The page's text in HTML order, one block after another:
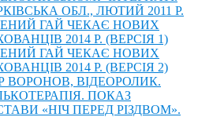
ОБЛ., ЛЮТИЙ 2011 Р.
ГАЙ ЧЕКАЄ НОВИХ
2014 Р. (ВЕРСІЯ 1)
ГАЙ ЧЕКАЄ НОВИХ
2014 Р. (ВЕРСІЯ 2)
ВОРОНОВ, ВІДЕОРОЛИК.
ПОКАЗ
«НІЧ ПЕРЕД РІЗДВОМ».